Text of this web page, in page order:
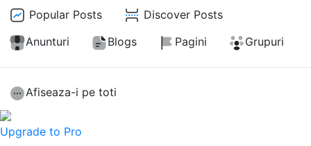
Popular Posts
Discover Posts
Anunturi
Blogs Pagini Grupuri
Afiseaza-i pe toti
Upgrade to Pro